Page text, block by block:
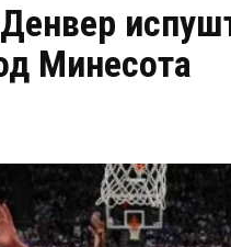
Минесота